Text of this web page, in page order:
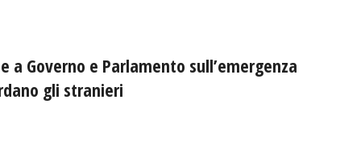
a Governo e Parlamento sull’emergenza
gli stranieri